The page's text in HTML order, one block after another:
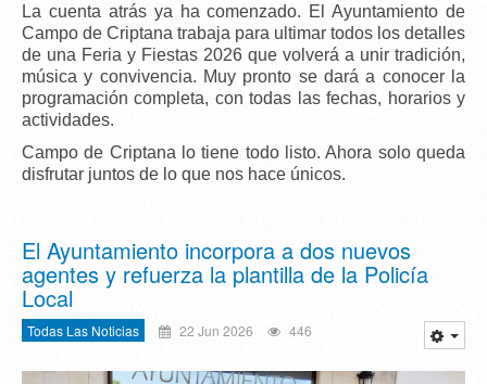
La cuenta atrás ya ha comenzado. El Ayuntamiento de
Campo de Criptana trabaja para ultimar todos los detalles
de una Feria y Fiestas 2026 que volverá a unir tradición,
música y convivencia. Muy pronto se dará a conocer la
programación completa, con todas las fechas, horarios y
actividades.
Campo de Criptana lo tiene todo listo. Ahora solo queda
disfrutar juntos de lo que nos hace únicos.
El Ayuntamiento incorpora a dos nuevos
agentes y refuerza la plantilla de la Policía
Local
Todas Las Noticias 22 Jun 2026 446